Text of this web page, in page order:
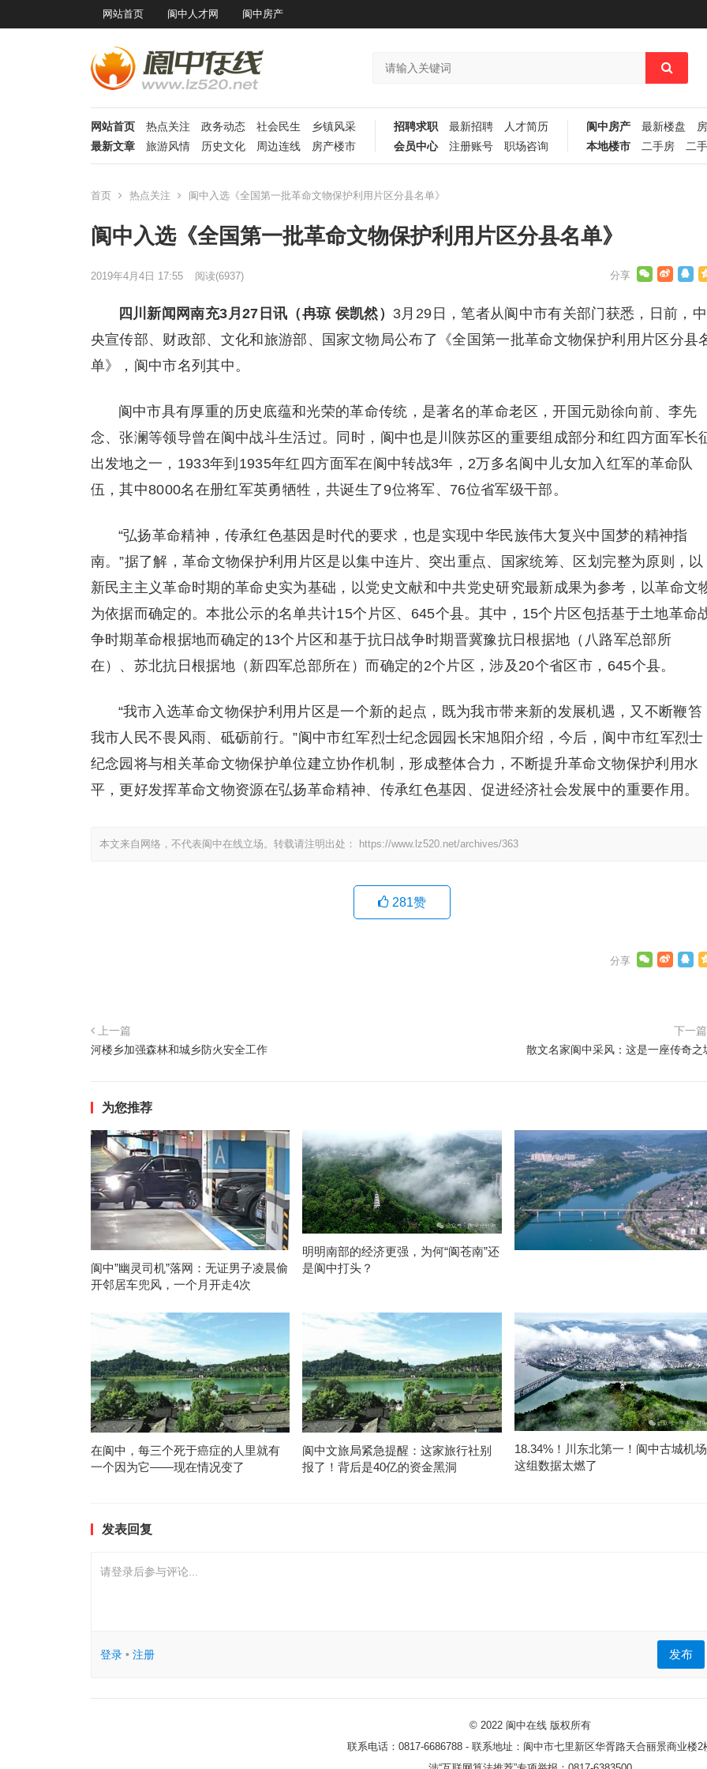
网站首页 阆中人才网 阆中房产
网站首页 热点关注 政务动态 社会民生
乡镇风采
最新文章
旅游风情 历史文化 周边连线 房产楼市
招聘求职 最新招聘
人才简历
会员中心
注册账号 职场咨询
阆中房产 最新楼盘
本地楼市
二手房 二
首页 热点关注 阆中入选《全国第一批革命文物保护利用片区分县名单》
阆中入选《全国第一批革命文物保护利用片区分县名单》
2019年4月4日 17:55 阅读(6937)
四川新闻网南充3月27日讯（冉琼 侯凯然） 3月29日，笔者从阆中市有关部门获悉，日前，中
央宣传部、财政部、文化和旅游部、国家文物局公布了《全国第一批革命文物保护利用片区分县
单》，阆中市名列其中。
阆中市具有厚重的历史底蕴和光荣的革命传统，是著名的革命老区，开国元勋徐向前、李先
念、张澜等领导曾在阆中战斗生活过。同时，阆中也是川陕苏区的重要组成部分和红四方面军长
出发地之一，1933年到1935年红四方面军在阆中转战3年，2万多名阆中儿女加入红军的革命队
伍，其中8000名在册红军英勇牺牲，共诞生了9位将军、76位省军级干部。
“弘扬革命精神，传承红色基因是时代的要求，也是实现中华民族伟大复兴中国梦的精神指
南。”据了解，革命文物保护利用片区是以集中连片、突出重点、国家统筹、区划完整为原则，以
新民主主义革命时期的革命史实为基础，以党史文献和中共党史研究最新成果为参考，以革命文
为依据而确定的。本批公示的名单共计15个片区、645个县。其中，15个片区包括基于土地革命
争时期革命根据地而确定的13个片区和基于抗日战争时期晋冀豫抗日根据地（八路军总部所
在）、苏北抗日根据地（新四军总部所在）而确定的2个片区，涉及20个省区市，645个县。
“我市入选革命文物保护利用片区是一个新的起点，既为我市带来新的发展机遇，又不断鞭笞
我市人民不畏风雨、砥砺前行。”阆中市红军烈士纪念园园长宋旭阳介绍，今后，阆中市红军烈士
纪念园将与相关革命文物保护单位建立协作机制，形成整体合力，不断提升革命文物保护利用水
平，更好发挥革命文物资源在弘扬革命精神、传承红色基因、促进经济社会发展中的重要作用。
本文来自网络，不代表阆中在线立场。转载请注明出处： https://www.lz520.net/archives/363
281赞
上一篇
河楼乡加强森林和城乡防火安全工作
下一
散文名家阆中采风：这是一座传奇之
为您推荐
阆中”幽灵司机”落网：无证男子凌晨偷
开邻居车兜风，一个月开走4次
明明南部的经济更强，为何“阆苍南”还
是阆中打头？
在阆中，每三个死于癌症的人里就有
一个因为它——现在情况变了
阆中文旅局紧急提醒：这家旅行社别
报了！背后是40亿的资金黑洞
18.34%！川东北第一！阆中古城机场
这组数据太燃了
发表回复
请登录后参与评论...
登录• 注册 发布
© 2022 阆中在线 版权所有
联系电话：0817-6686788 - 联系地址：阆中市七里新区华胥路天合丽景商业楼2